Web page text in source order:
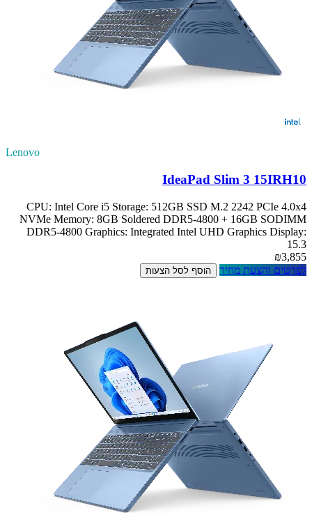
Lenovo
IdeaPad Slim 3 15IRH10
CPU: Intel Core i5 Storage: 512GB SSD M.2 2242 PCIe 4.0x4
NVMe Memory: 8GB Soldered DDR5-4800 + 16GB SODIMM
DDR5-4800 Graphics: Integrated Intel UHD Graphics Display:
15.3
₪3,855
לפרטים והצעת מחיר
הוסף לסל הצעות